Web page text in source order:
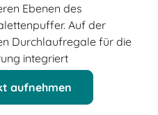
Ebenen des
Auf der
Durchlaufregale für die
integriert
aufnehmen